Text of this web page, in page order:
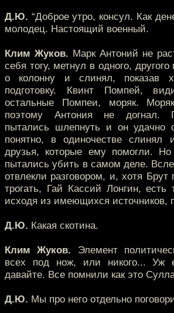
Д.Ю. “Доброе утро, консул. Как
молодец. Настоящий военный.
Клим Жуков. Марк Антоний не
себя тогу, метнул в одного,
о колонну и слинял, показав
подготовку. Квинт Помпей,
остальные Помпеи, моряк.
поэтому Антония не догнал.
пытались шлепнуть и он удачно
понятно, в одиночестве
друзья, которые ему помогли.
пытались убить в самом деле.
отвлекли разговором, и, хотя Брут
трогать, Гай Кассий Лонгин, есть
исходя из имеющихся источников,
Д.Ю. Какая скотина.
Клим Жуков. Элемент
всех под нож, или никого... Уж
давайте. Все помнили как это
Д.Ю. Мы про него отдельно